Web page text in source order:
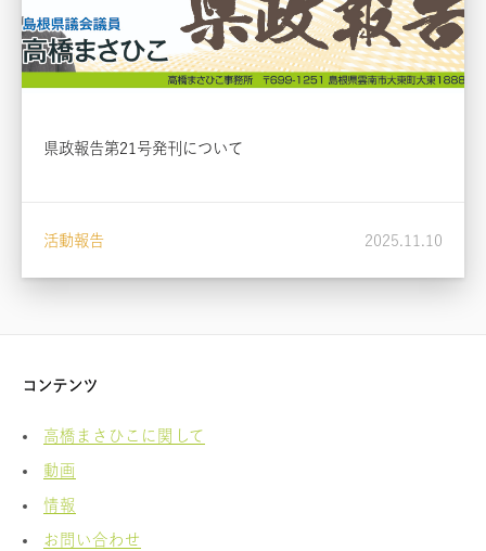
県政報告第21号発刊について
活動報告 2025.11.10
コンテンツ
高橋まさひこに関して
動画
情報
お問い合わせ